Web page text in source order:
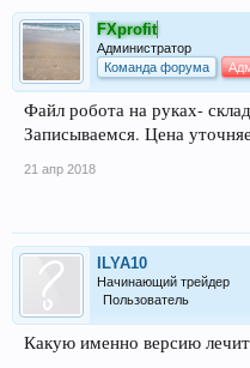
FXprofit
Администратор
Команда форума
Файл робота на руках-
Записываемся. Цена
21 апр 2018
ILYA10
Начинающий трейдер
Пользователь
Какую именно версию